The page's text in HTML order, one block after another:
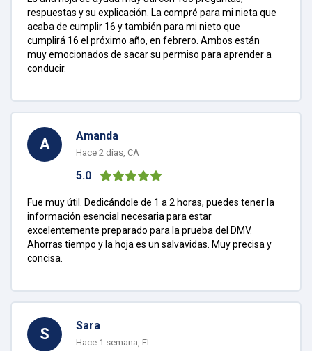
respuestas y su explicación. La compré para mi nieta que
acaba de cumplir 16 y también para mi nieto que
cumplirá 16 el próximo año, en febrero. Ambos están
muy emocionados de sacar su permiso para aprender a
conducir.
A Amanda
Hace 2 días, CA
5.0
Fue muy útil. Dedicándole de 1 a 2 horas, puedes tener la
información esencial necesaria para estar
excelentemente preparado para la prueba del DMV.
Ahorras tiempo y la hoja es un salvavidas. Muy precisa y
concisa.
S Sara
Hace 1 semana, FL